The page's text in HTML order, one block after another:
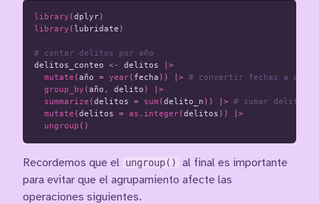
library (dplyr)
library (lubridate )
# contar delitos por año
delitos_conteo <- delitos
|>
mutate (año = year( fecha )) |> # convertir fechas a años
group_by (año , delito )
|>
summarize (delitos = sum (delito_n )) |> # sumar delitos
mutate (delitos = as.integer(delitos ))
|>
ungroup ()
Recordemos que el ungroup()
al final es importante
para evitar que el agrupamiento afecte las
operaciones siguientes.